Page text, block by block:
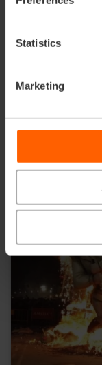
Statistics
Marketing
Da19,00 €